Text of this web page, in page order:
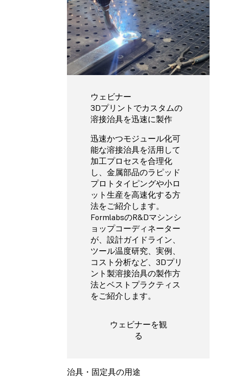
ウェビナー
3Dプリントでカスタムの
溶接治具を迅速に製作
迅速かつモジュール化可
能な溶接治具を活用して
加工プロセスを合理化
し、金属部品のラピッド
プロトタイピングや小ロ
ット生産を高速化する方
法をご紹介します。
FormlabsのR&Dマシンシ
ョップコーディネーター
が、設計ガイドライン、
ツール温度研究、実例、
コスト分析など、3Dプリ
ント製溶接治具の製作方
法とベストプラクティス
をご紹介します。
ウェビナーを観
る
治具・固定具の用途